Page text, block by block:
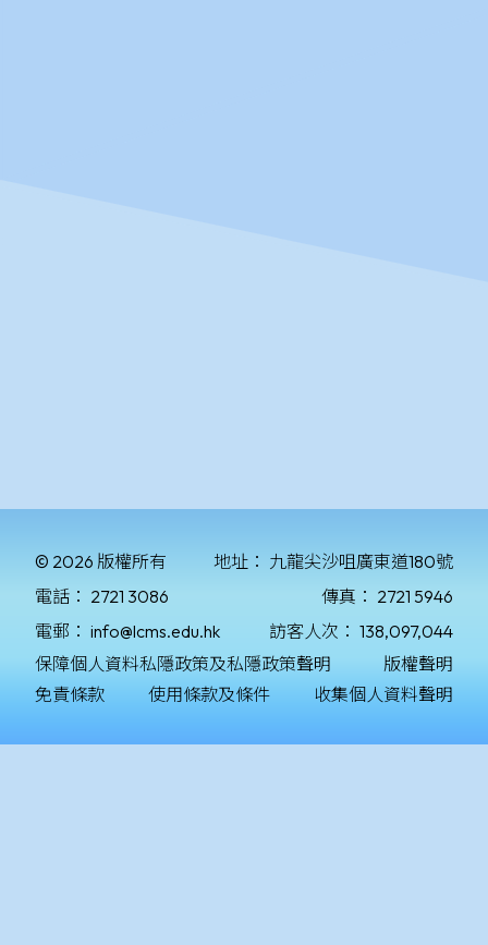
© 2026 版權所有 地址： 九龍尖沙咀廣東道180號
電話： 2721 3086 傳真： 2721 5946
電郵： info@lcms.edu.hk 訪客人次： 138,097,044
保障個人資料私隱政策及私隱政策聲明
版權聲明
免責條款
使用條款及條件 收集個人資料聲明